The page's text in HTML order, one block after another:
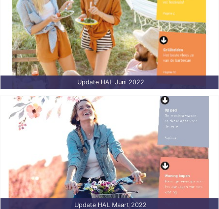
Update HAL Juni 2022
Update HAL Maart 2022